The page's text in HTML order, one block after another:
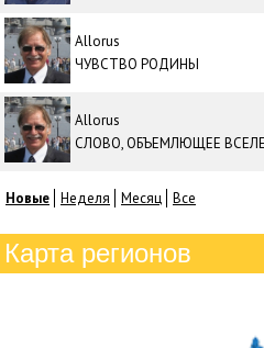
Allorus
ЧУВСТВО РОДИНЫ
Allorus
СЛОВО, ОБЪЕМЛЮЩЕЕ
Новые Неделя Месяц Все
Карта регионов